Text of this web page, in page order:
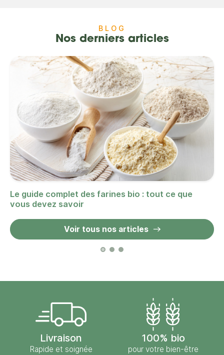
BLOG
Nos derniers articles
Le guide complet des farines bio : tout ce que
vous devez savoir
Voir tous nos articles
Livraison
Rapide et soignée
100% bio
pour votre bien-être